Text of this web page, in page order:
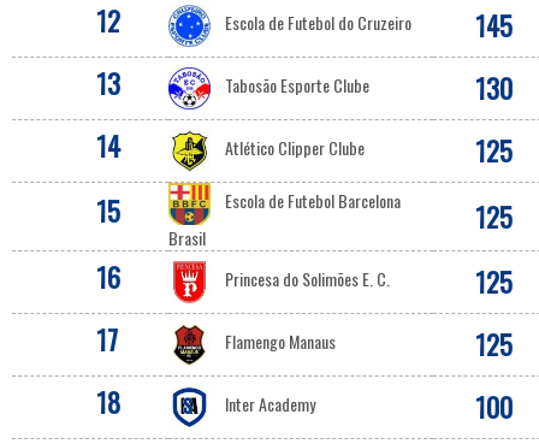
12
Escola de Futebol do Cruzeiro
145
13
Tabosão Esporte Clube
130
14
Atlético Clipper Clube
125
15
Escola de Futebol Barcelona
Brasil
125
16
Princesa do Solimões E. C.
125
17
Flamengo Manaus
125
18
Inter Academy
100